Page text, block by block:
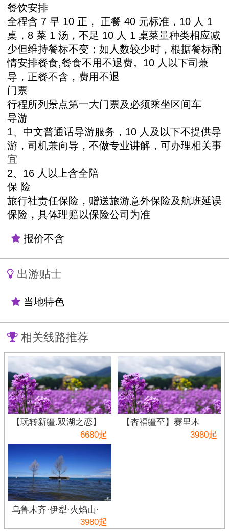
餐饮安排
全程含 7 早 10 正， 正餐 40 元标准，10 人 1
桌，8 菜 1 汤，不足 10 人 1 桌菜量种类相应减
少但维持餐标不变；如人数较少时，根据餐标酌
情安排餐食,餐食不用不退费。10 人以下司兼
导，正餐不含，费用不退
门票
行程所列景点第一大门票及必须乘坐区间车
导游
1、中文普通话导游服务，10 人及以下不提供导
游，司机兼向导，不做专业讲解，可办理相关事
宜
2、16 人以上含全陪
保 险
旅行社责任保险，赠送旅游意外保险及航班延误
保险，具体理赔以保险公司为准
报价不含
出游贴士
当地特色
相关线路推荐
【玩转新疆.双湖之恋】
独山子大峡谷.伊宁.赛里
木湖果子沟大桥.喀纳斯.
禾木.五彩滩.天山.吐鲁
番.坎儿井双飞十日
6680起
【杏福疆至】赛里木
湖、吐尔根杏花沟、大
3980起
乌鲁木齐·伊犁·火焰山·
霍尔果斯·鄯善库木塔格
3980起